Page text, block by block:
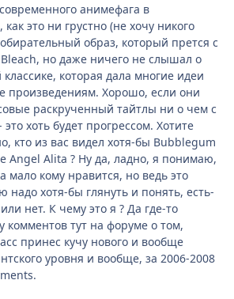
анимефага в
это ни грустно (не хочу никого
образ, который прется с
но даже ничего не слышал о
которая дала многие идеи
произведениям. Хорошо, если они
раскрученный тайтлы ни о чем с
хоть будет прогрессом. Хотите
кто из вас видел хотя-бы Bubblegum
Angel Alita ? Ну да, ладно, я понимаю,
мало кому нравится, но ведь это
надо хотя-бы глянуть и понять, есть-
нет. К чему это я ? Да где-то
комментов тут на форуме о том,
принес кучу нового и вообще
уровня и вообще, за 2006-2008